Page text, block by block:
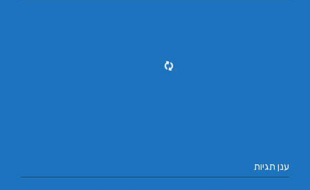
ענן תגיות